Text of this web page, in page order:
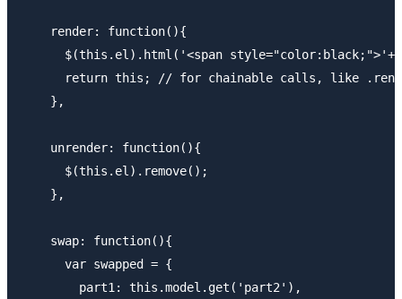
    render: function(){
$(this.el).html('<span
return this; // for chainable calls, like
    },
    unrender: function(){
      $(this.el).remove();
    },
    swap: function(){
      var swapped = {
        part1: this.model.get('part2'),